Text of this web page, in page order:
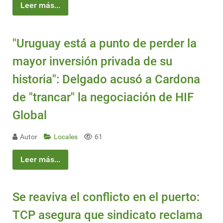
Leer más...
"Uruguay está a punto de perder la
mayor inversión privada de su
historia": Delgado acusó a Cardona
de "trancar" la negociación de HIF
Global
Autor Locales 61
Leer más...
Se reaviva el conflicto en el puerto:
TCP asegura que sindicato reclama